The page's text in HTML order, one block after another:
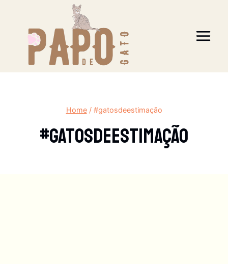
Conteúdo
Home / #gatosdeestimação
#gatosdeestimação